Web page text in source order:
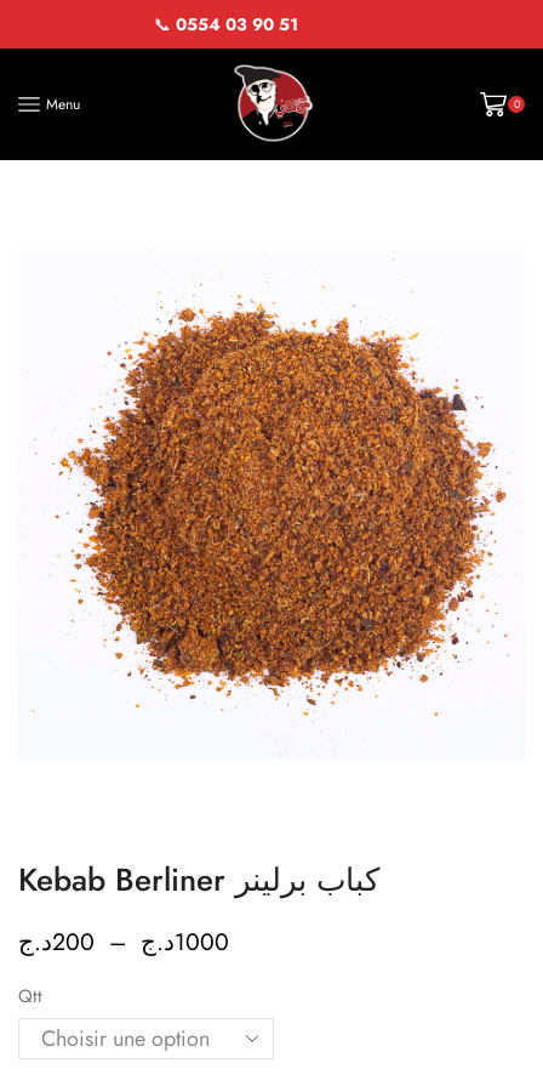
📞 0554 03 90 51
Menu 0
Kebab Berliner كباب برلينر
200د.ج – 1000د.ج
Qtt